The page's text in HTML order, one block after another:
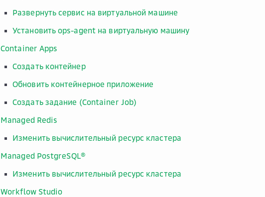
Развернуть сервис на виртуальной машине
Установить ops-agent на виртуальную машину
Container Apps
Создать контейнер
Обновить контейнерное приложение
Создать задание (Container Job)
Managed Redis
Изменить вычислительный ресурс кластера
Managed PostgreSQL®
Изменить вычислительный ресурс кластера
Workflow Studio